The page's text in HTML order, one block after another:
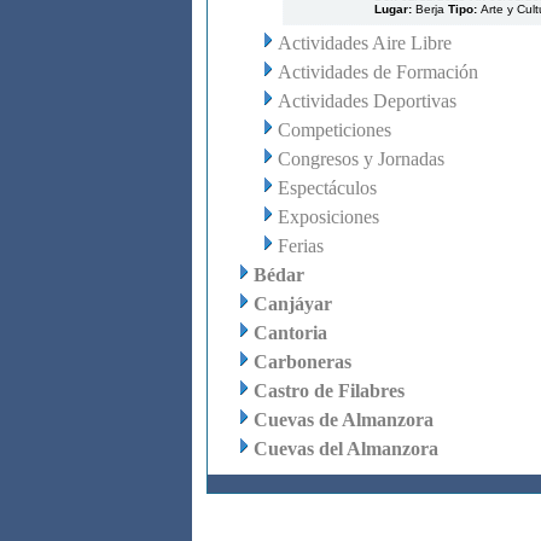
Lugar: Berja Tipo: Arte y
Actividades Aire Libre
Actividades de Formación
Actividades Deportivas
Competiciones
Congresos y Jornadas
Espectáculos
Exposiciones
Ferias
Bédar
Canjáyar
Cantoria
Carboneras
Castro de Filabres
Cuevas de Almanzora
Cuevas del Almanzora